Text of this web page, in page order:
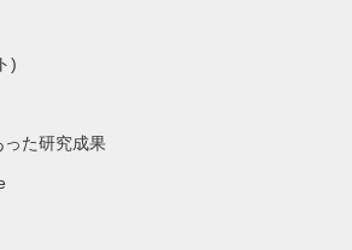
)
た研究成果